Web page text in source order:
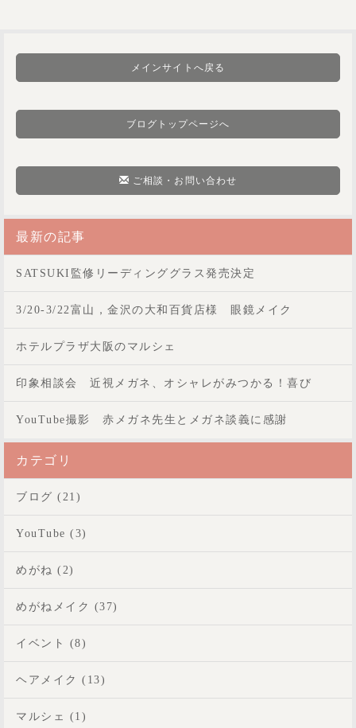
メインサイトへ戻る
ブログトップページへ
ご相談・お問い合わせ
最新の記事
SATSUKI監修リーディンググラス発売決定
3/20-3/22富山，金沢の大和百貨店様 眼鏡メイク
ホテルプラザ大阪のマルシェ
印象相談会 近視メガネ、オシャレがみつかる！喜び
YouTube撮影 赤メガネ先生とメガネ談義に感謝
カテゴリ
ブログ (21)
YouTube (3)
めがね (2)
めがねメイク (37)
イベント (8)
ヘアメイク (13)
マルシェ (1)